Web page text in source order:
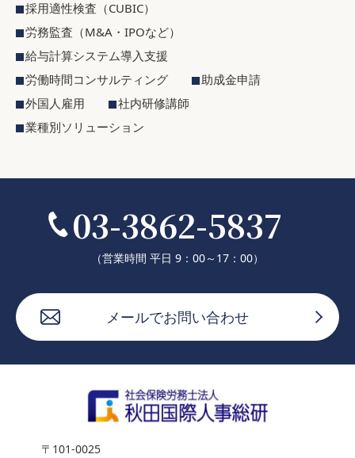
採用適性検査（CUBIC）
労務監査（M&A・IPOなど）
給与計算システム導入支援
労働時間コンサルティング
助成金申請
外国人雇用
社内研修講師
業種別ソリューション
03-3862-5837
（営業時間 平日 9：00～17：00）
メールでお問い合わせ
〒101-0025